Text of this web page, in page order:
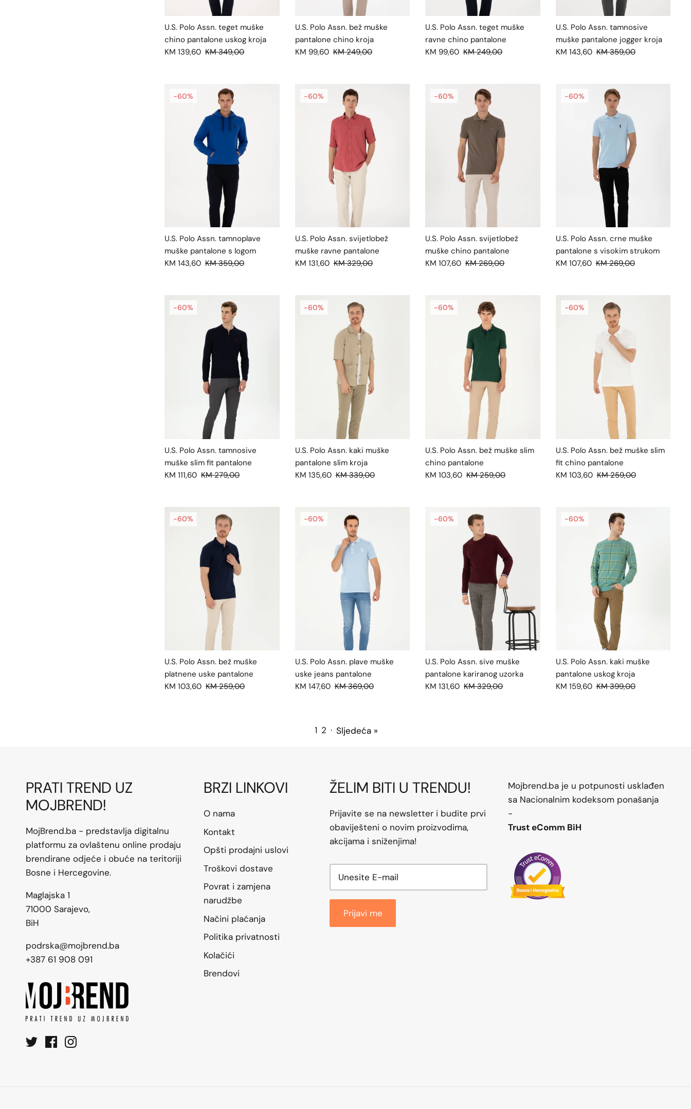
U.S. Polo Assn. teget muške
chino pantalone uskog kroja
KM 139,60 KM 349,00
U.S. Polo Assn. bež muške
pantalone chino kroja
KM 99,60 KM 249,00
U.S. Polo Assn. teget muške
ravne chino pantalone
KM 99,60 KM 249,00
U.S. Polo Assn. tamnosive
muške pantalone jogger kroja
KM 143,60 KM 359,00
-60%
U.S. Polo Assn. tamnoplave
muške pantalone s logom
KM 143,60 KM 359,00
-60%
U.S. Polo Assn. svijetlobež
muške ravne pantalone
KM 131,60 KM 329,00
-60%
U.S. Polo Assn. svijetlobež
muške chino pantalone
KM 107,60 KM 269,00
-60%
U.S. Polo Assn. crne muške
pantalone s visokim strukom
KM 107,60 KM 269,00
-60%
U.S. Polo Assn. tamnosive
muške slim fit pantalone
KM 111,60 KM 279,00
-60%
U.S. Polo Assn. kaki muške
pantalone slim kroja
KM 135,60 KM 339,00
-60%
U.S. Polo Assn. bež muške slim
chino pantalone
KM 103,60 KM 259,00
-60%
U.S. Polo Assn. bež muške slim
fit chino pantalone
KM 103,60 KM 259,00
-60%
U.S. Polo Assn. bež muške
platnene uske pantalone
KM 103,60 KM 259,00
-60%
U.S. Polo Assn. plave muške
uske jeans pantalone
KM 147,60 KM 369,00
-60%
U.S. Polo Assn. sive muške
pantalone kariranog uzorka
KM 131,60 KM 329,00
-60%
U.S. Polo Assn. kaki muške
pantalone uskog kroja
KM 159,60 KM 399,00
1 2 · Sljedeća »
PRATI TREND UZ
MOJBREND!
MojBrend.ba - predstavlja digitalnu
platformu za ovlaštenu online prodaju
brendirane odjeće i obuće na teritoriji
Bosne i Hercegovine.
Maglajska 1
71000 Sarajevo,
BiH
podrska@mojbrend.ba
+387 61 908 091
BRZI LINKOVI
O nama
Kontakt
Opšti prodajni uslovi
Troškovi dostave
Povrat i zamjena
narudžbe
Načini plaćanja
Politika privatnosti
Kolačići
Brendovi
ŽELIM BITI U TRENDU!
Prijavite se na newsletter i budite prvi
obaviješteni o novim proizvodima,
akcijama i sniženjima!
Prijavi me
Mojbrend.ba je u potpunosti usklađen
sa Nacionalnim kodeksom ponašanja
-
Trust eComm BiH